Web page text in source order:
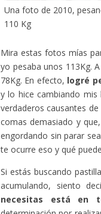
Una foto de 2010,
110 Kg
Mira estas fotos mías
yo pesaba unos 113Kg.
78Kg. En efecto, logré
y lo hice cambiando
verdaderos causantes
comas demasiado y
engordando sin parar
te ocurre eso y qué
Si estás buscando
acumulando, siento
necesitas está en